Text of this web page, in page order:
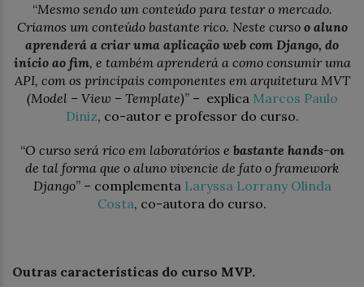
“Mesmo sendo um conteúdo para testar o mercado.
Criamos um conteúdo bastante rico. Neste curso o aluno
aprenderá a criar uma aplicação web com Django, do
início ao fim, e também aprenderá a como consumir uma
API, com os principais componentes em arquitetura MVT
(Model – View – Template)” – explica Marcos Paulo
Diniz, co-autor e professor do curso.
“O curso será rico em laboratórios e bastante hands-on
de tal forma que o aluno vivencie de fato o framework
Django” – complementa Laryssa Lorrany Olinda
Costa, co-autora do curso.
Outras características do curso MVP.